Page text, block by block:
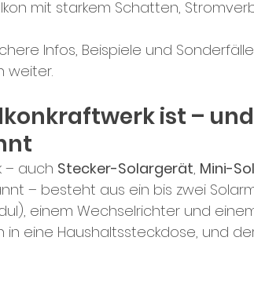
mit starkem Schatten,
Infos, Beispiele und
weiter.
ist –
– auch Stecker-Solargerät, Mini-
– besteht aus ein bis zwei
einem Wechselrichter und
in eine Haushaltssteckdose, und